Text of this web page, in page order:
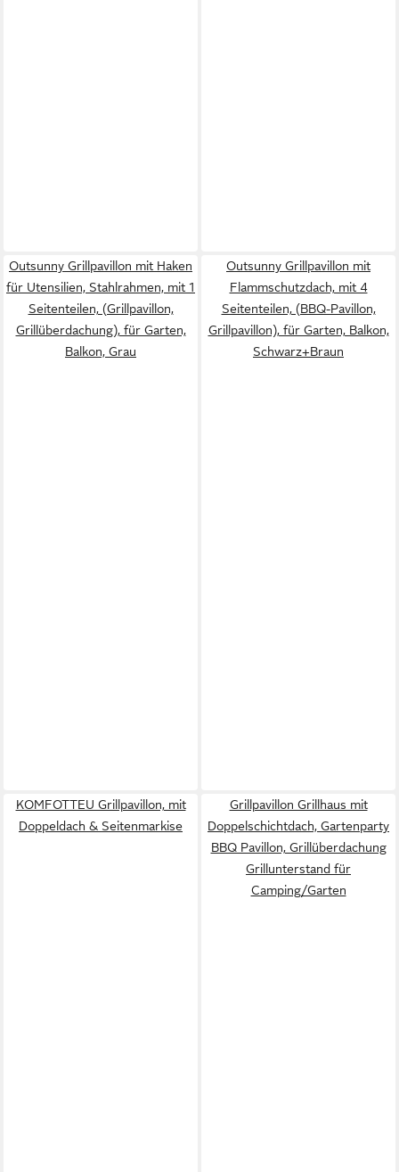
Outsunny Grillpavillon mit Haken
für Utensilien, Stahlrahmen, mit 1
Seitenteilen, (Grillpavillon,
Grillüberdachung), für Garten,
Balkon, Grau
Outsunny Grillpavillon mit
Flammschutzdach, mit 4
Seitenteilen, (BBQ-Pavillon,
Grillpavillon), für Garten, Balkon,
Schwarz+Braun
KOMFOTTEU Grillpavillon, mit
Doppeldach & Seitenmarkise
Grillpavillon Grillhaus mit
Doppelschichtdach, Gartenparty
BBQ Pavillon, Grillüberdachung
Grillunterstand für
Camping/Garten